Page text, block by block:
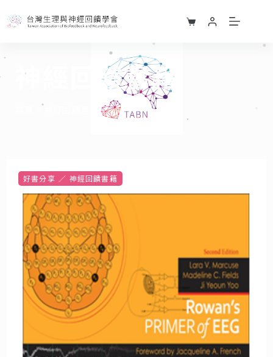
神經回饋書籍
好書分享 神經回饋書籍